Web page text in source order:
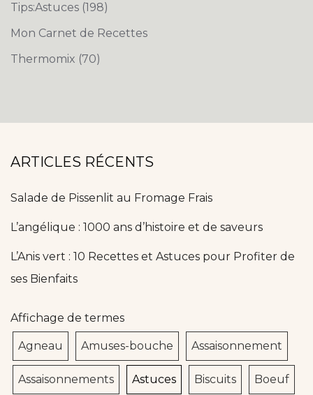
Tips:Astuces (198)
Mon Carnet de Recettes
Thermomix (70)
ARTICLES RÉCENTS
Salade de Pissenlit au Fromage Frais
L’angélique : 1000 ans d’histoire et de saveurs
L’Anis vert : 10 Recettes et Astuces pour Profiter de
ses Bienfaits
Affichage de termes
Agneau Amuses-bouche Assaisonnement
Assaisonnements Astuces Biscuits Boeuf